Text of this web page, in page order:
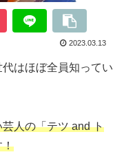
2023.03.13
はほぼ全員知ってい
人の「テツ and ト
！